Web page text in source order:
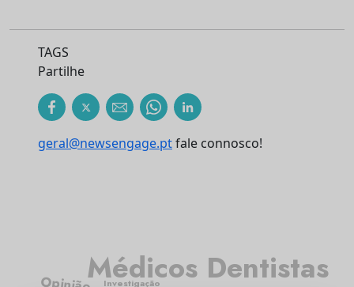
TAGS
Partilhe
geral@newsengage.ptfale connosco!
Médicos Dentistas
Investigação